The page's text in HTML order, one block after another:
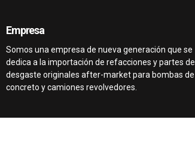
Empresa
Somos una empresa de nueva generación que se
dedica a la importación de refacciones y partes de
desgaste originales after-market para bombas de
concreto y camiones revolvedores.